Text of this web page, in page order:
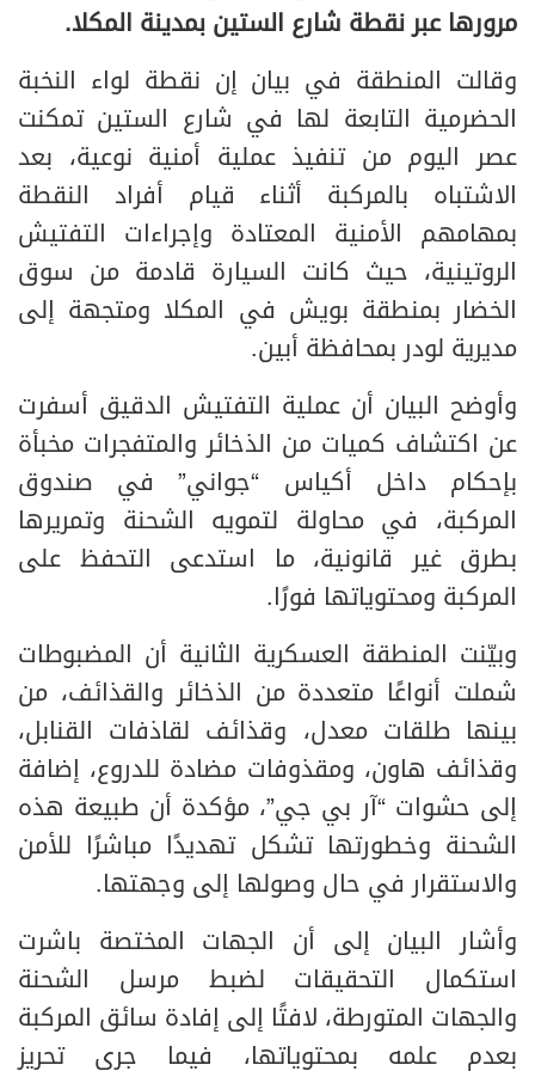
مرورها عبر نقطة شارع الستين بمدينة المكلا.
وقالت المنطقة في بيان إن نقطة لواء النخبة
الحضرمية التابعة لها في شارع الستين تمكنت
عصر اليوم من تنفيذ عملية أمنية نوعية، بعد
الاشتباه بالمركبة أثناء قيام أفراد النقطة
بمهامهم الأمنية المعتادة وإجراءات التفتيش
الروتينية، حيث كانت السيارة قادمة من سوق
الخضار بمنطقة بويش في المكلا ومتجهة إلى
مديرية لودر بمحافظة أبين.
وأوضح البيان أن عملية التفتيش الدقيق أسفرت
عن اكتشاف كميات من الذخائر والمتفجرات مخبأة
بإحكام داخل أكياس “جواني” في صندوق
المركبة، في محاولة لتمويه الشحنة وتمريرها
بطرق غير قانونية، ما استدعى التحفظ على
المركبة ومحتوياتها فورًا.
وبيّنت المنطقة العسكرية الثانية أن المضبوطات
شملت أنواعًا متعددة من الذخائر والقذائف، من
بينها طلقات معدل، وقذائف لقاذفات القنابل،
وقذائف هاون، ومقذوفات مضادة للدروع، إضافة
إلى حشوات “آر بي جي”، مؤكدة أن طبيعة هذه
الشحنة وخطورتها تشكل تهديدًا مباشرًا للأمن
والاستقرار في حال وصولها إلى وجهتها.
وأشار البيان إلى أن الجهات المختصة باشرت
استكمال التحقيقات لضبط مرسل الشحنة
والجهات المتورطة، لافتًا إلى إفادة سائق المركبة
بعدم علمه بمحتوياتها، فيما جرى تحريز